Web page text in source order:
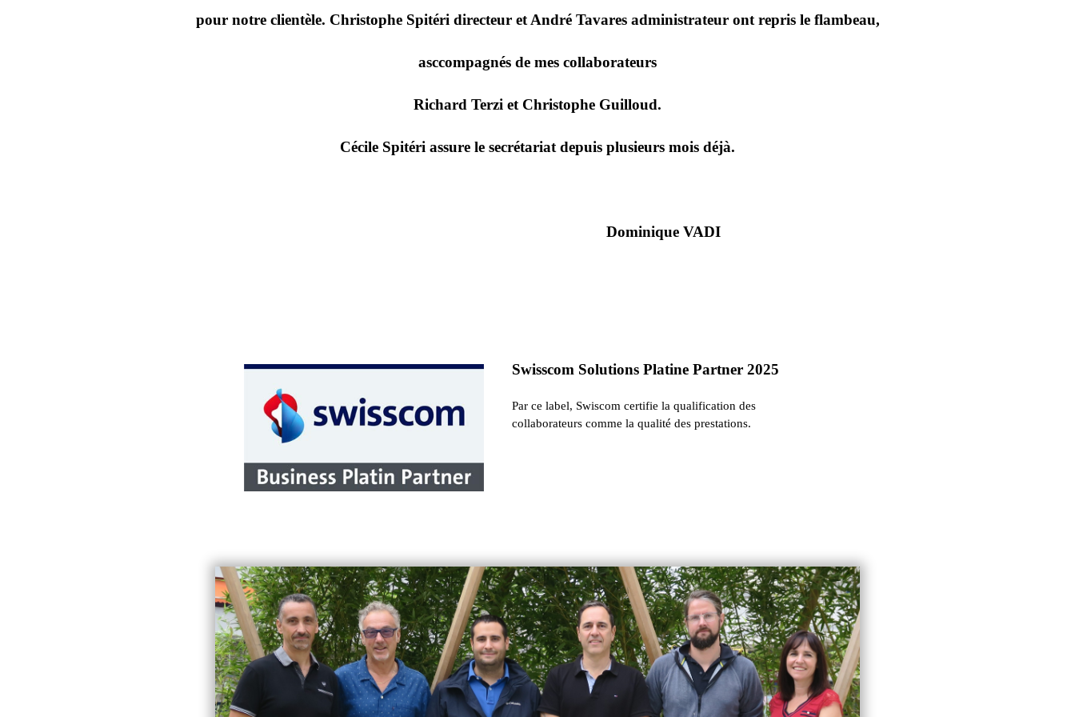
pour notre clientèle. Christophe Spitéri directeur et André Tavares administrateur ont repris le flambeau,
asccompagnés de mes collaborateurs
Richard Terzi et Christophe Guilloud.
Cécile Spitéri assure le secrétariat depuis plusieurs mois déjà.
Dominique VADI
Swisscom Solutions Platine Partner 2025
Par ce label, Swiscom certifie la qualification des
collaborateurs comme la qualité des prestations.